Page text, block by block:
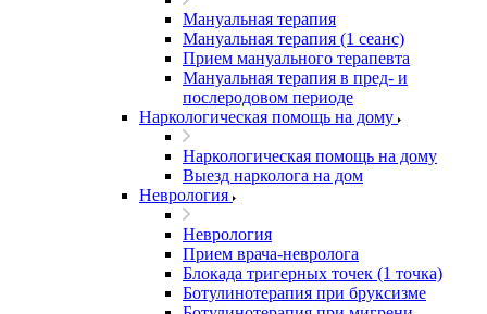
Мануальная терапия
Мануальная терапия (1 сеанс)
Прием мануального терапевта
Мануальная терапия в пред- и
послеродовом периоде
Наркологическая помощь на дому
Наркологическая помощь на дому
Выезд нарколога на дом
Неврология
Неврология
Прием врача-невролога
Блокада тригерных точек (1 точка)
Ботулинотерапия при бруксизме